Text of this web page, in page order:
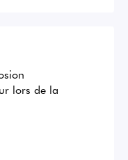
lors de la